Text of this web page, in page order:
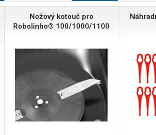
Nožový kotouč pro
Robolinho® 100/1000/1100